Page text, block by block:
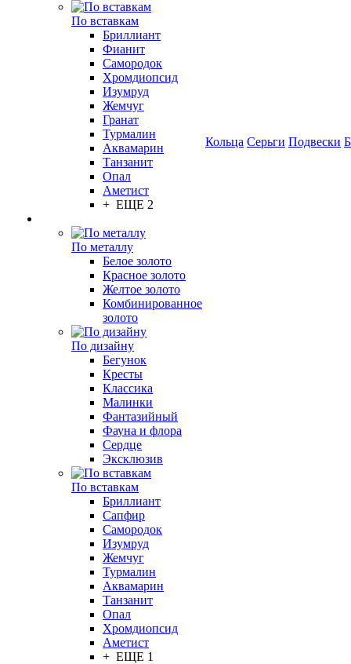
По вставкам
Бриллиант
Фианит
Самородок
Хромдиопсид
Изумруд
Жемчуг
Гранат
Турмалин
Аквамарин
Танзанит
Опал
Аметист
+ ЕЩЕ 2
По металлу
Белое золото
Красное золото
Желтое золото
Комбинированное
золото
По дизайну
Бегунок
Кресты
Классика
Малинки
Фантазийный
Фауна и флора
Сердце
Эксклюзив
По вставкам
Бриллиант
Сапфир
Самородок
Изумруд
Жемчуг
Турмалин
Аквамарин
Танзанит
Опал
Хромдиопсид
Аметист
+ ЕЩЕ 1
Кольца Серьги Подвески